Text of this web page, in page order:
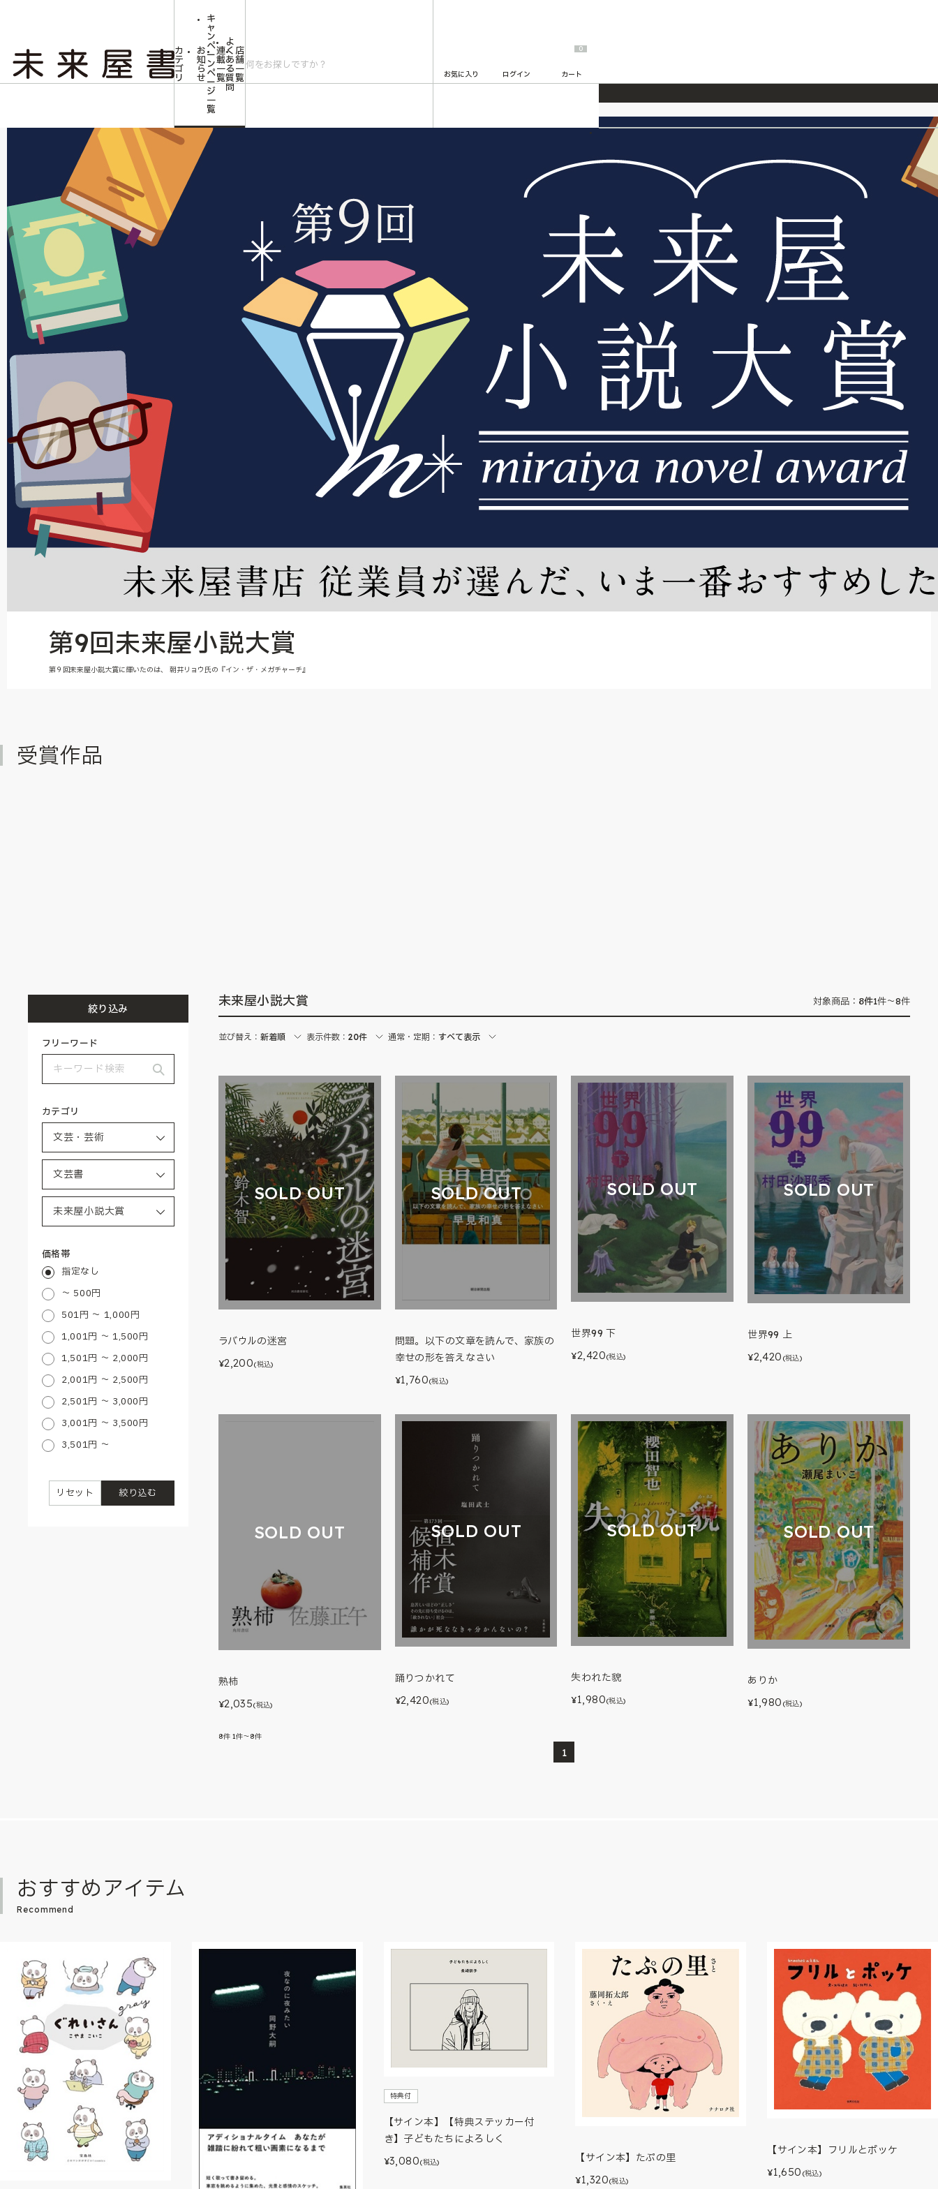
2026/7/23 『ONE PIECE magazine 021 ONE PIECEカード付き同梱版』発売延期のご案内
カ
テ
ゴ
リ
お
知
ら
せ
キ
ャ
ン
ペ
ー
ン
ペ
ー
ジ
一
覧
連
載
一
覧
よ
く
あ
る
質
問
店
舗
一
覧
お気に入り ログイン
0
カート
未来屋小説大賞
第9回未来屋小説大賞
第９回未来屋小説大賞に輝いたのは、 朝井リョウ氏の『イン・ザ・メガチャーチ』
受賞作品
絞り込み
フリーワード
カテゴリ
価格帯
指定なし
～ 500円
501円 ～ 1,000円
1,001円 ～ 1,500円
1,501円 ～ 2,000円
2,001円 ～ 2,500円
2,501円 ～ 3,000円
3,001円 ～ 3,500円
3,501円 ～
絞り込む
リセット
未来屋小説大賞 対象商品： 8件1件～8件
並び替え： 新着順 表示件数： 20件 通常・定期： すべて表示
SOLD OUT
ラバウルの迷宮
¥2,200(税込)
SOLD OUT
問題。以下の文章を読んで、家族の
幸せの形を答えなさい
¥1,760(税込)
SOLD OUT
世界99 下
¥2,420(税込)
SOLD OUT
世界99 上
¥2,420 (税込)
SOLD OUT
熟柿
¥2,035(税込)
SOLD OUT
踊りつかれて
¥2,420(税込)
SOLD OUT
失われた貌
¥1,980(税込)
SOLD OUT
ありか
¥1,980 (税込)
8件 1件～8件
1
おすすめアイテム
Recommend
特典付
【サイン本】【特典ステッカー付
き】子どもたちによろしく
¥3,080(税込) 【サイン本】たぷの里
¥1,320(税込)
【サイン本】フリルとポッケ
¥1,650 (税込)